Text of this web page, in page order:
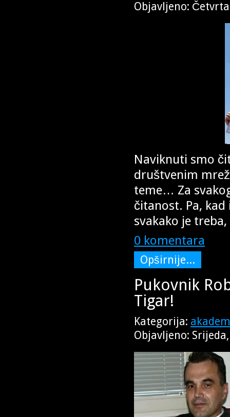
Objavljeno:
Naviknuti smo
društvenim
teme… Za
čitanost. Pa,
svakako je
0 komentara
Opširnije...
Pukovnik
Tigar!
Kategorija:
Objavljeno: